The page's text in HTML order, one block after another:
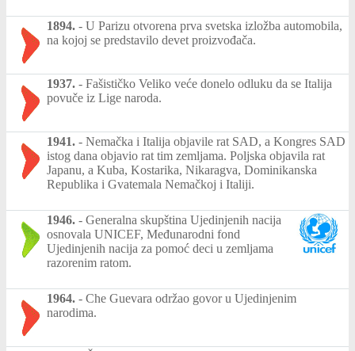
1894. - U Parizu otvorena prva svetska izložba automobila,
na kojoj se predstavilo devet proizvođača.
1937. - Fašističko Veliko veće donelo odluku da se Italija
povuče iz Lige naroda.
1941. - Nemačka i Italija objavile rat SAD, a Kongres SAD
istog dana objavio rat tim zemljama. Poljska objavila rat
Japanu, a Kuba, Kostarika, Nikaragva, Dominikanska
Republika i Gvatemala Nemačkoj i Italiji.
1946. - Generalna skupština Ujedinjenih nacija
osnovala UNICEF, Međunarodni fond
Ujedinjenih nacija za pomoć deci u zemljama
razorenim ratom.
1964. - Che Guevara održao govor u Ujedinjenim
narodima.